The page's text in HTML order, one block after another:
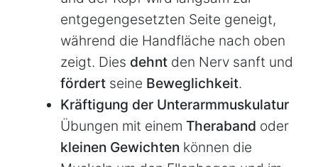
entgegengesetzten Seite geneigt,
während die Handfläche nach oben
zeigt. Dies dehnt den Nerv sanft und
fördert seine Beweglichkeit.
Kräftigung der Unterarmmuskulatur
Übungen mit einem Theraband oder
kleinen Gewichten können die